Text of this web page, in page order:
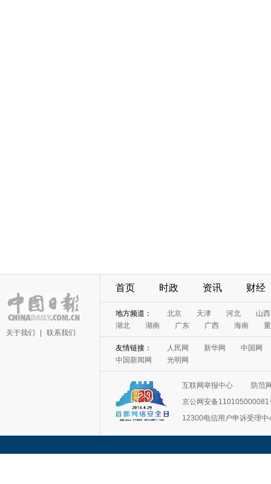
关于我们 联系我们
首页 时政 资讯 财经
地方频道： 北京 天津 河北
山西
湖北
湖南 广东 广西 海南
友情链接： 人民网 新华网
中国网
中国新闻网
光明网
互联网举报中心
防范
京公网安备110105000081
12300电信用户申诉受理中